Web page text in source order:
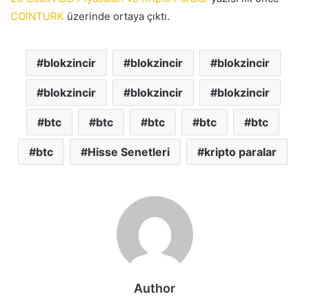
COINTURK üzerinde ortaya çıktı.
blokzincir blokzincir blokzincir
blokzincir blokzincir blokzincir
btc btc btc btc btc
btc Hisse Senetleri kripto paralar
Author